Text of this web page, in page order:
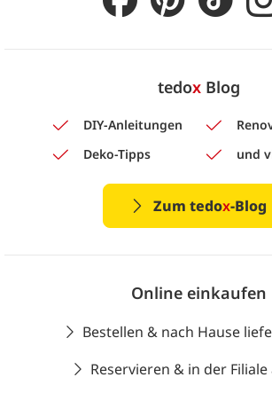
tedoxBlog
DIY-Anleitungen
Deko-Tipps
und
Zum tedox-Blog
Online einkaufen
Bestellen & nach Hause
Reservieren & in der